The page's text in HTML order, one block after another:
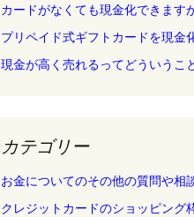
カードがなくても現金化できます
プリペイド式ギフトカードを現金
現金が高く売れるってどういうこ
カテゴリー
お金についてのその他の質問や相
クレジットカードのショッピング